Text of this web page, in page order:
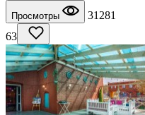
Просмотры
31281
63